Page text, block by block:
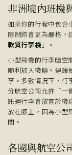
非洲境內班機
如果你的行程中包
限制將會更為嚴格，
軟質行李袋 」。
小型飛機的行李艙空
順利放入機艙。建議
李。多數情況下，行
分航空公司允許「一
託運行李會放置於機
放在膝上，因為小型
間。
各國與航空公